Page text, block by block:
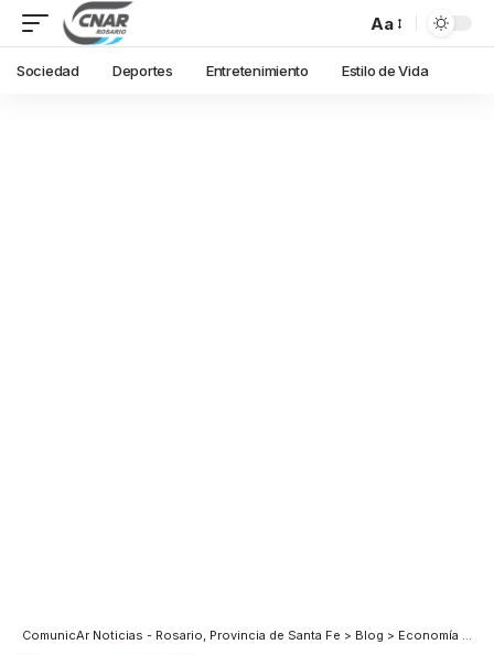
Aa
Sociedad Deportes Entretenimiento Estilo de Vida
ComunicAr Noticias - Rosario, Provincia de Santa Fe > Blog > Economía